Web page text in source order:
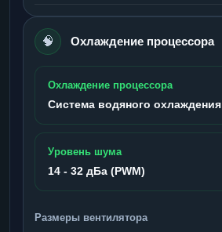
🧠 Охлаждение процессора
Охлаждение процессора
Система водяного охлаждения
Уровень шума
14 - 32 дБа (PWM)
Размеры вентилятора